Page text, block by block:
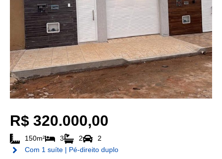
R$ 320.000,00
150m² 3 2
2
Com 1 suíte | Pé-direito duplo